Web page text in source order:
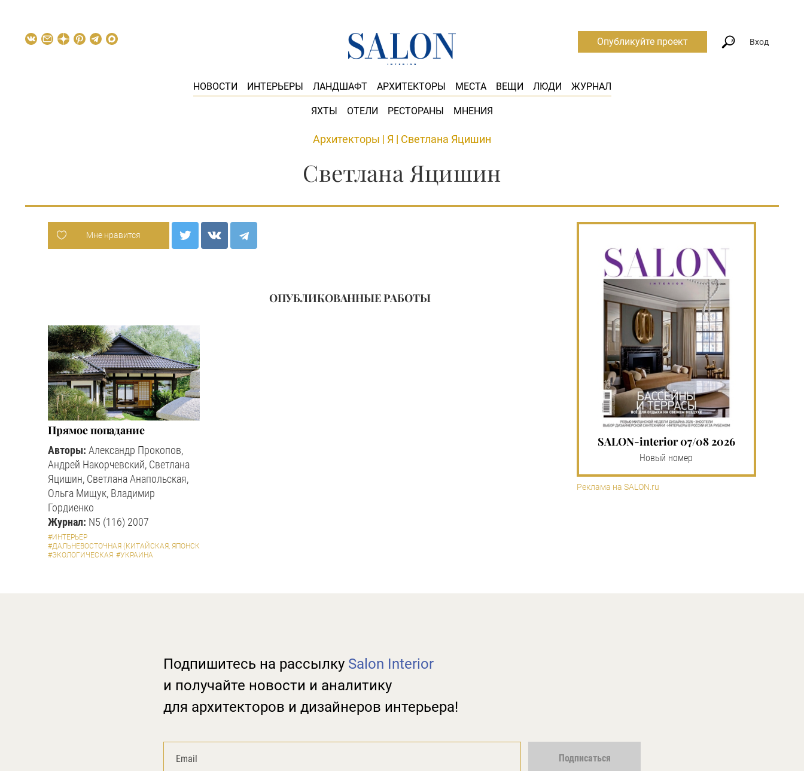
НОВОСТИ ИНТЕРЬЕРЫ ЛАНДШАФТ АРХИТЕКТОРЫ МЕСТА ВЕЩИ ЛЮДИ ЖУРНАЛ
ЯХТЫ ОТЕЛИ РЕСТОРАНЫ МНЕНИЯ
Опубликуйте проект Вход
Архитекторы | Я | Светлана Яцишин
Светлана Яцишин
Мне нравится
ОПУБЛИКОВАННЫЕ РАБОТЫ
Прямое попадание
Авторы: Александр Прокопов,
Андрей Накорчевский, Светлана
Яцишин, Светлана Анапольская,
Ольга Мищук, Владимир
Гордиенко
Журнал: N5 (116) 2007
#ИНТЕРЬЕР
#ДАЛЬНЕВОСТОЧНАЯ (КИТАЙСКАЯ, ЯПОНСКАЯ)
#ЭКОЛОГИЧЕСКАЯ #УКРАИНА
SALON-interior 07/08 2026
Новый номер
Реклама на SALON.ru
Подпишитесь на рассылку Salon Interior
и получайте новости и аналитику
для архитекторов и дизайнеров интерьера!
Подписаться